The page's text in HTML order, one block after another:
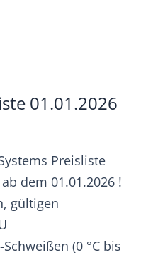
01.01.2026
Preisliste
dem 01.01.2026 !
gültigen
(0 °C bis